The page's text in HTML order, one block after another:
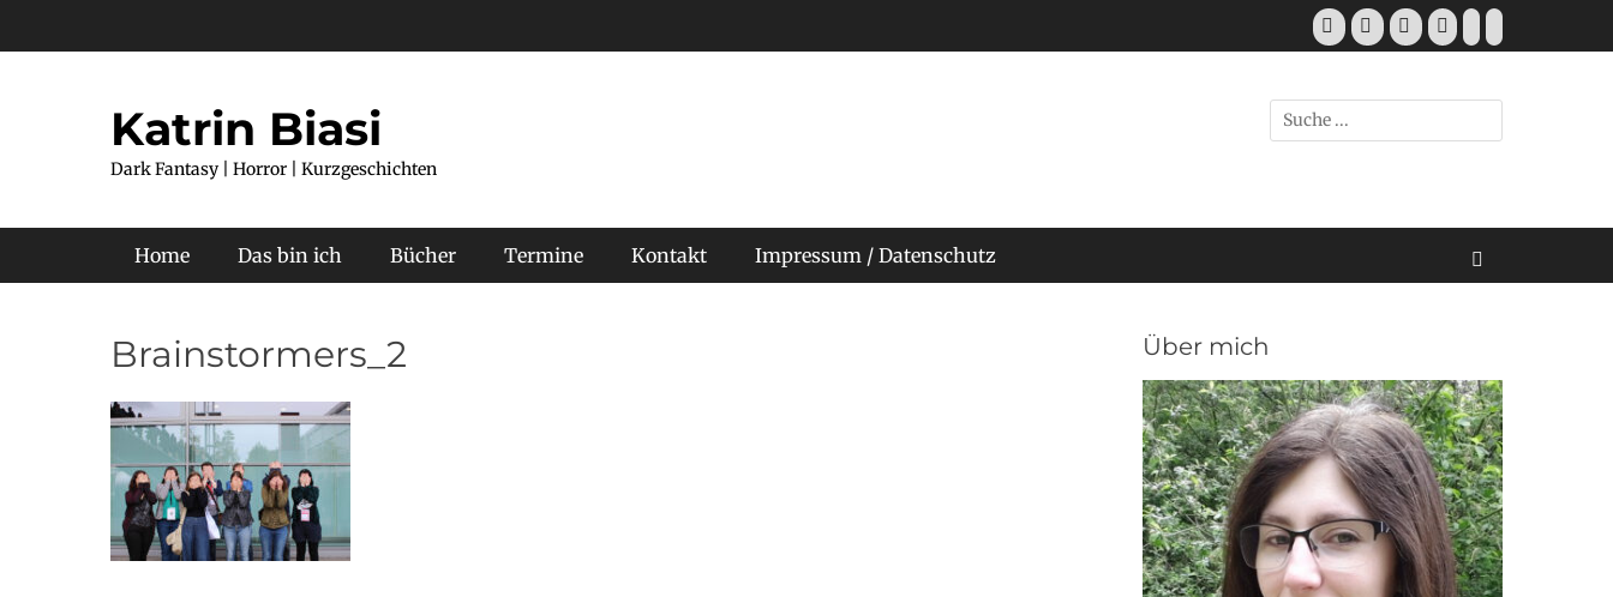
Katrin Biasi
Dark Fantasy | Horror | Kurzgeschichten
Primäres Menü
Home Das bin ich Bücher Termine Kontakt Impressum / Datenschutz
Brainstormers_2 Über mich